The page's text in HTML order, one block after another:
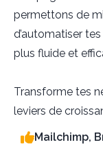
permettons de
d’automatiser
plus fluide et
Transforme tes
leviers de
Mailchimp,